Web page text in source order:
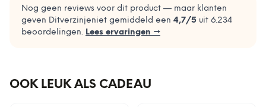
Nog geen reviews voor dit product — maar klanten
geven Ditverzinjeniet gemiddeld een 4,7/5 uit 6.234
beoordelingen. Lees ervaringen →
OOK LEUK ALS CADEAU